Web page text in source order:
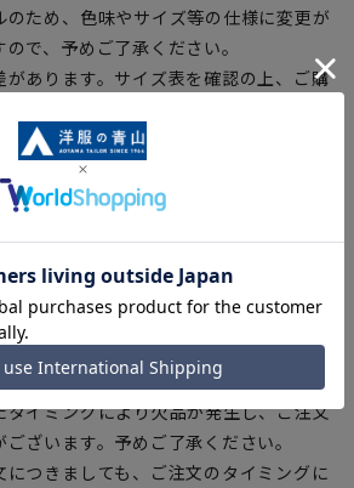
ため、色味やサイズ等の仕様に変更が
で、予めご了承ください。
あります。サイズ表を確認の上、ご購
により、着用感や実際のサイズ表に若
がございます。予めご了承ください。
がりサイズを記載しております。一
ニター環境、また撮影時の室内外の光
品と掲載画像の色味が異なる場合がござ
と商品在庫を共有しております関係
タイミングにより欠品が発生し、ご注文
ざいます。予めご了承ください。
つきましても、ご注文のタイミングに